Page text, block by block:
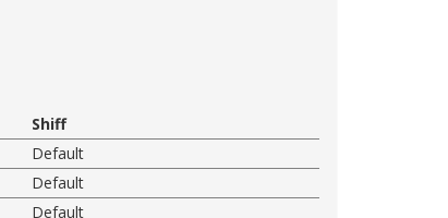
Shiff
Default
Default
Default